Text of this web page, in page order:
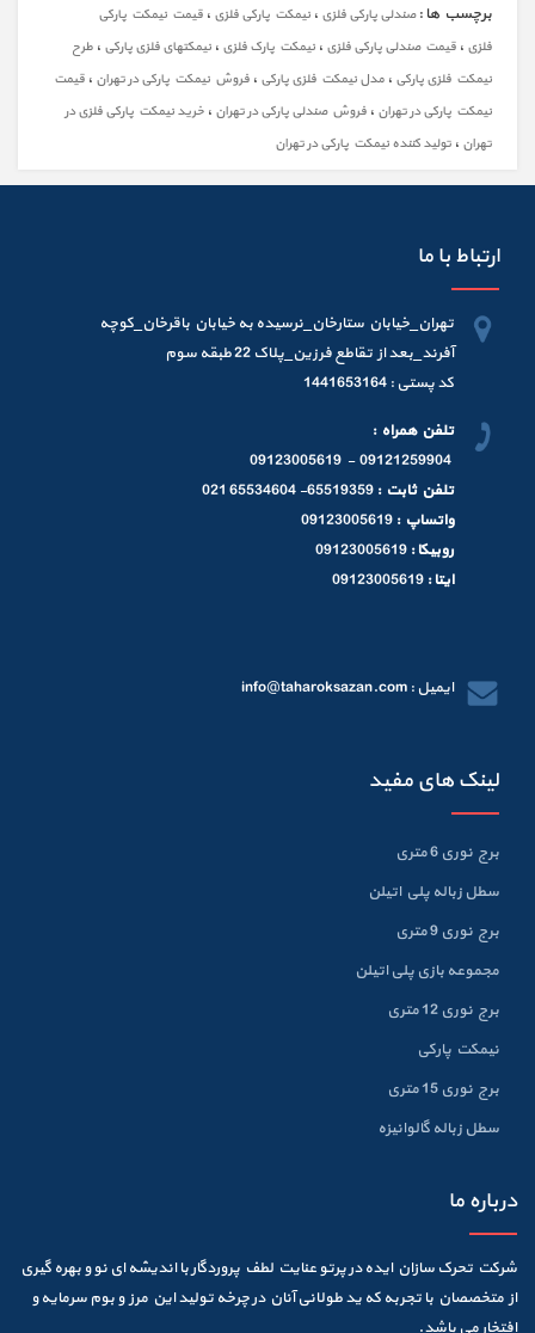
برچسب ها :صندلی پارکی فلزی ، نیمکت پارکی فلزی ، قیمت نیمکت پارکی
فلزی ، قیمت صندلی پارکی فلزی ، نیمکت پارک فلزی ، نیمکتهای فلزی پارکی ، طرح
نیمکت فلزی پارکی ، مدل نیمکت فلزی پارکی ، فروش نیمکت پارکی در تهران ، قیمت
نیمکت پارکی در تهران ، فروش صندلی پارکی در تهران ، خرید نیمکت پارکی فلزی در
تهران ، تولید کننده نیمکت پارکی در تهران
ارتباط با ما
تهران_خیابان ستارخان_نرسیده به خیابان باقرخان_کوچه
آفرند_بعد از تقاطع فرزین_پلاک 22 طبقه سوم
کد پستی : 1441653164
تلفن همراه :
09121259904 - 09123005619
تلفن ثابت : 65519359- 65534604 021
واتساپ : 09123005619
روبیکا : 09123005619
ایتا : 09123005619
ایمیل : info@taharoksazan.com
لینک های مفید
برج نوری 6 متری
سطل زباله پلي اتيلن
برج نوری 9 متری
مجموعه بازی پلی اتیلن
برج نوری 12 متری
نیمکت پارکی
برج نوری 15 متری
سطل زباله گالوانيزه
درباره ما
شرکت تحرک سازان ایده در پرتو عنایت لطف پروردگار با اندیشه ای نو و بهره گیری
از متخصصان با تجربه که ید طولانی آنان در چرخه تولید این مرز و بوم سرمایه و
افتخار می باشد.